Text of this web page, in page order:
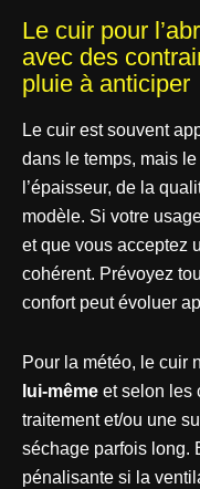
Le cuir pour
avec des
pluie à anticiper
Le cuir est souvent
dans le temps, mais
l’épaisseur, de la
modèle. Si votre
et que vous acceptez
cohérent. Prévoyez
confort peut évoluer
Pour la météo, le cuir
lui-même et selon les
traitement et/ou une
séchage parfois long.
pénalisante si la